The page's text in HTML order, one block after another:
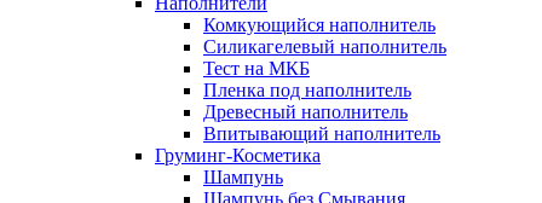
Комкующийся наполнитель
Силикагелевый наполнитель
Тест на МКБ
Пленка под наполнитель
Древесный наполнитель
Впитывающий наполнитель
Груминг-Косметика
Шампунь
Шампунь без Смывания